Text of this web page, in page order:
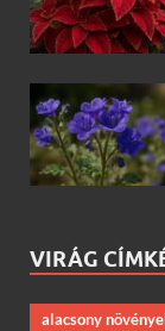
VIRÁG
alacsony